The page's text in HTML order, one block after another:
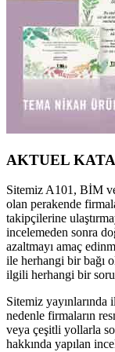
AKTUEL
Sitemiz A101, BİM
olan perakende
takipçilerine
incelemeden sonra
azaltmayı amaç
ile herhangi bir bağı
ilgili herhangi bir
Sitemiz yayınlarında
nedenle firmaların
veya çeşitli yollarla
hakkında yapılan